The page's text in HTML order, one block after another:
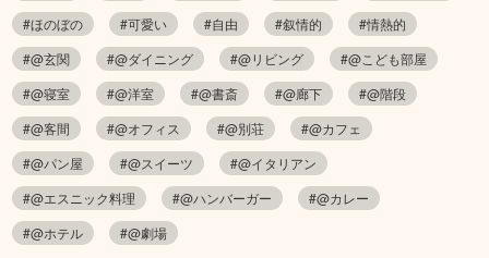
#ほのぼの
#可愛い #自由 #叙情的
#情熱的
#@玄関
#@ダイニング #@リビング
#@こども部屋
#@寝室
#@洋室 #@書斎 #@廊下
#@階段
#@客間
#@オフィス #@別荘
#@カフェ
#@パン屋
#@スイーツ
#@イタリアン
#@エスニック料理
#@ハンバーガー
#@カレー
#@ホテル
#@劇場